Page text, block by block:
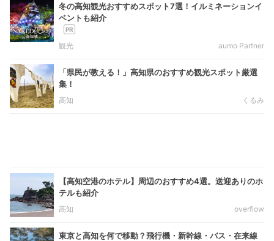
冬の高知観光おすすめスポット7選！イルミネーションイ
ベントも紹介
観光 aumo Partner
「県民が教える！」高知県のおすすめ観光スポット厳選
集！
高知 くるみ
【高知空港のホテル】周辺のおすすめ4選。送迎ありのホ
テルも紹介
高知 overflow
東京と高知を何で移動？飛行機・新幹線・バス・在来線